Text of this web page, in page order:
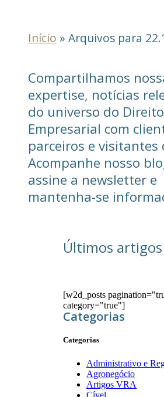
Início » Arquivos para
Compartilhamos
expertise, notícias
do universo do Direito
Empresarial com
parceiros e visitantes
Acompanhe nosso
assine a newsletter e
mantenha-se
Últimos artigos
[w2d_posts
category="true"]
Categorias
Categorias
Administrativo e
Agronegócio
Artigos VRA
Cível